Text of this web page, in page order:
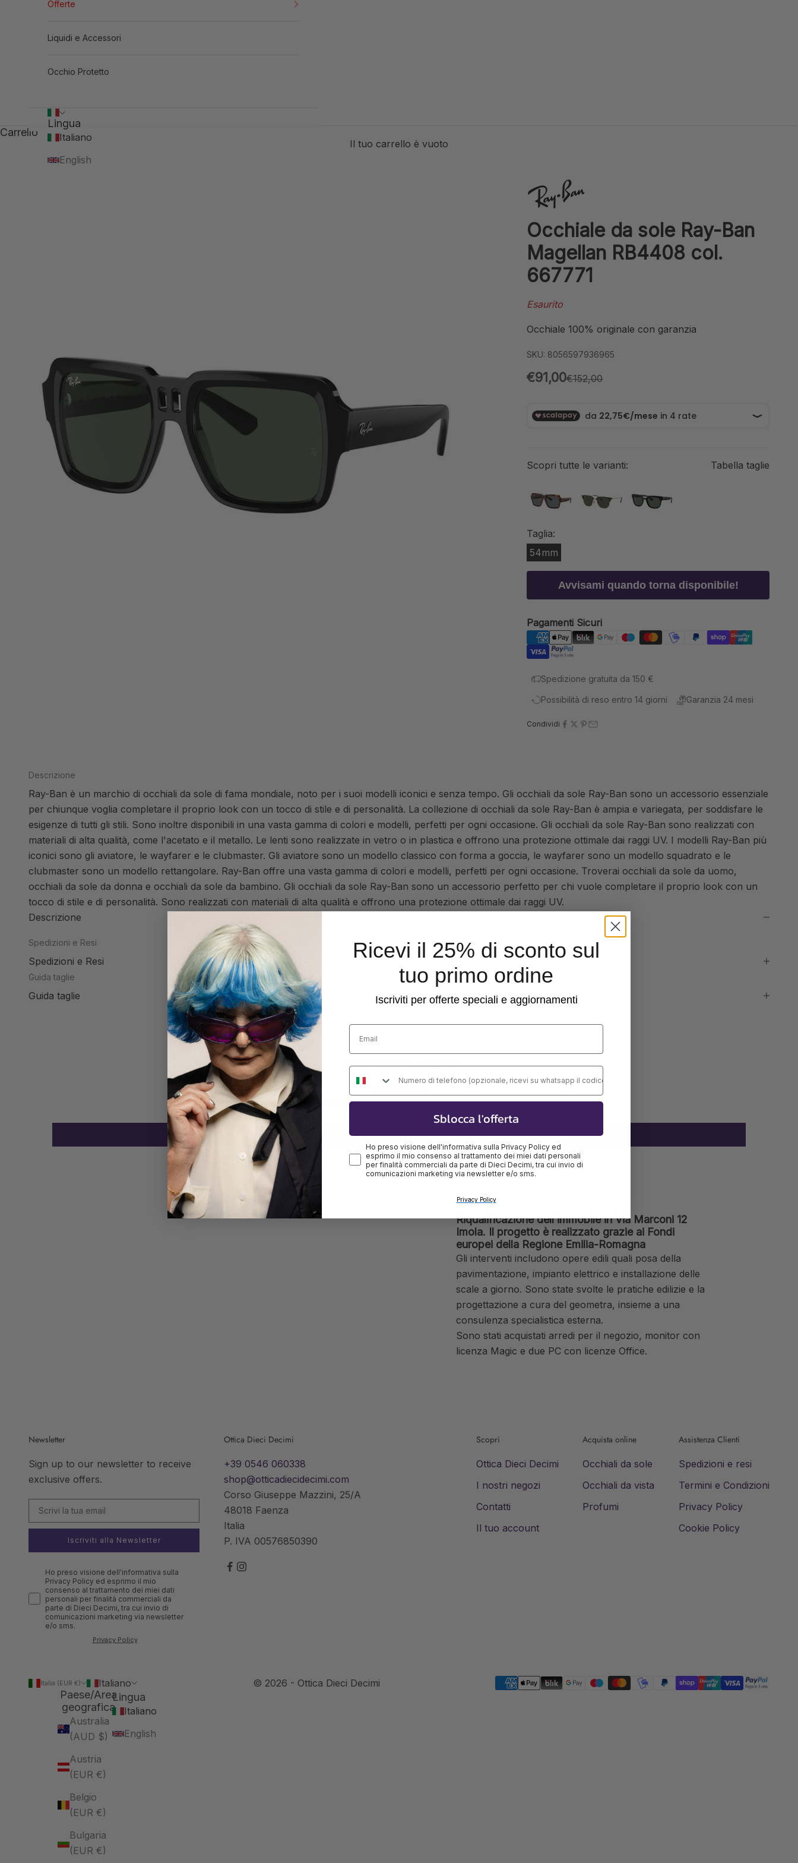
Offerte
Liquidi e Accessori
Occhio Protetto
Lingua
Italiano
English
Carrello
Il tuo carrello è vuoto
Occhiale da sole Ray-Ban
Magellan RB4408 col.
667771
Esaurito
Occhiale 100% originale con garanzia
SKU: 8056597936965
Prezzo scontato
€91,00Prezzo
€152,00
Scopri tutte le varianti: Tabella taglie
Taglia:
54mm
Avvisami quando torna disponibile!
Pagamenti Sicuri
Spedizione gratuita da 150 €
Possibilità di reso entro 14 giorni Garanzia 24 mesi
Condividi
Descrizione
Ray-Ban è un marchio di occhiali da sole di fama mondiale, noto per i suoi modelli iconici e senza tempo. Gli occhiali da sole Ray-Ban sono un accessorio essenziale
per chiunque voglia completare il proprio look con un tocco di stile e di personalità. La collezione di occhiali da sole Ray-Ban è ampia e variegata, per soddisfare le
esigenze di tutti gli stili. Sono inoltre disponibili in una vasta gamma di colori e modelli, perfetti per ogni occasione. Gli occhiali da sole Ray-Ban sono realizzati con
materiali di alta qualità, come l'acetato e il metallo. Le lenti sono realizzate in vetro o in plastica e offrono una protezione ottimale dai raggi UV. I modelli Ray-Ban più
iconici sono gli aviatore, le wayfarer e le clubmaster. Gli aviatore sono un modello classico con forma a goccia, le wayfarer sono un modello squadrato e le
clubmaster sono un modello rettangolare. Ray-Ban offre una vasta gamma di colori e modelli, perfetti per ogni occasione. Troverai occhiali da sole da uomo,
occhiali da sole da donna e occhiali da sole da bambino. Gli occhiali da sole Ray-Ban sono un accessorio perfetto per chi vuole completare il proprio look con un
tocco di stile e di personalità. Sono realizzati con materiali di alta qualità e offrono una protezione ottimale dai raggi UV.
Descrizione
Spedizioni e Resi
Spedizioni e Resi
Guida taglie
Guida taglie
Recensioni Clienti
Sii il primo a scrivere una recensione
Scrivi una recensione
Riqualificazione dell’immobile in Via Marconi 12
Imola. Il progetto è realizzato grazie ai Fondi
europei della Regione Emilia-Romagna
Gli interventi includono opere edili quali posa della
pavimentazione, impianto elettrico e installazione delle
scale a giorno. Sono state svolte le pratiche edilizie e la
progettazione a cura del geometra, insieme a una
consulenza specialistica esterna.
Sono stati acquistati arredi per il negozio, monitor con
licenza Magic e due PC con licenze Office.
Newsletter
Sign up to our newsletter to receive
exclusive offers.
Iscriviti alla Newsletter
Ho preso visione dell'informativa sulla
Privacy Policy ed esprimo il mio
consenso al trattamento dei miei dati
personali per finalità commerciali da
parte di Dieci Decimi, tra cui invio di
comunicazioni marketing via newsletter
e/o sms.
Privacy Policy
Ottica Dieci Decimi
+39 0546 060338
shop@otticadiecidecimi.com
Corso Giuseppe Mazzini, 25/A
48018 Faenza
Italia
P. IVA 00576850390
Scopri
Ottica Dieci Decimi
I nostri negozi
Contatti
Il tuo account
Acquista online
Occhiali da sole
Occhiali da vista
Profumi
Assistenza Clienti
Spedizioni e resi
Termini e Condizioni
Privacy Policy
Cookie Policy
Italia (EUR €)
Paese/Area
geografica
Australia
(AUD $)
Austria
(EUR €)
Belgio
(EUR €)
Bulgaria
(EUR €)
Italiano
Lingua
Italiano
English
© 2026 - Ottica Dieci Decimi
Ricevi il 25% di sconto sul
tuo primo ordine
Iscriviti per offerte speciali e aggiornamenti
Numero di telefono
Sblocca l'offerta
Ho preso visione dell'informativa sulla Privacy Policy ed
esprimo il mio consenso al trattamento dei miei dati personali
per finalità commerciali da parte di Dieci Decimi, tra cui invio di
comunicazioni marketing via newsletter e/o sms.
Privacy Policy